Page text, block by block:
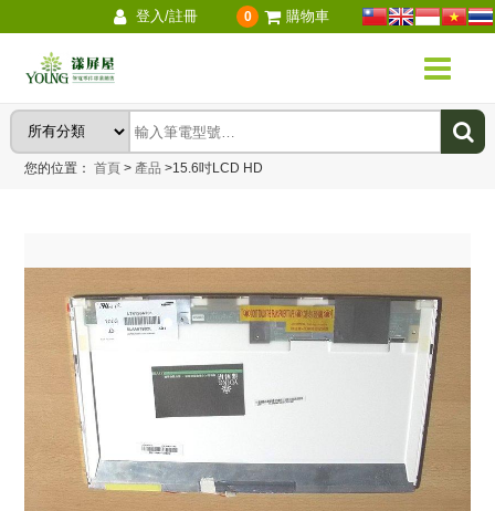
登入/註冊 0 購物車
您的位置：首頁 > 產品>15.6吋LCD HD